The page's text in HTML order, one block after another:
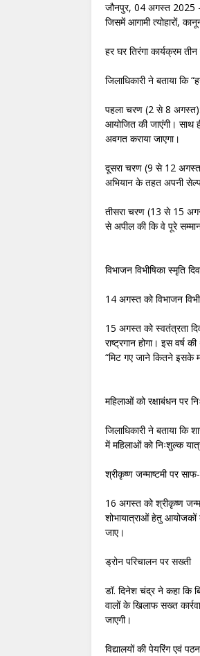
जौनपुर, 04 अगस्त 2025 –
जिसमें आगामी त्योहारों,
हर घर तिरंगा कार्यक्रम
जिलाधिकारी ने बताया कि
पहला चरण (2 से 8 अगस्त):
आयोजित की जाएंगी। साथ
अवगत कराया जाएगा।
दूसरा चरण (9 से 12
अभियान के तहत अपनी
तीसरा चरण (13 से 15
से अपील की कि वे पूरे
विभाजन विभीषिका स्मृति
14 अगस्त को विभाजन
15 अगस्त को स्वतंत्रता
राष्ट्रगान होगा। इस वर्ष
“मिट गए जाने कितने इसके
महिलाओं को रक्षाबंधन पर
जिलाधिकारी ने बताया
में महिलाओं को निःशुल्क
श्रीकृष्ण जन्माष्टमी पर
16 अगस्त को श्रीकृष्ण
शोभायात्राओं हेतु आयोजकों
जाए।
ड्रोन परिचालन पर सख्ती
डॉ. दिनेश चंद्र ने कहा कि
वालों के खिलाफ सख्त
जाएगी।
विद्यालयों की पेयरिंग एवं